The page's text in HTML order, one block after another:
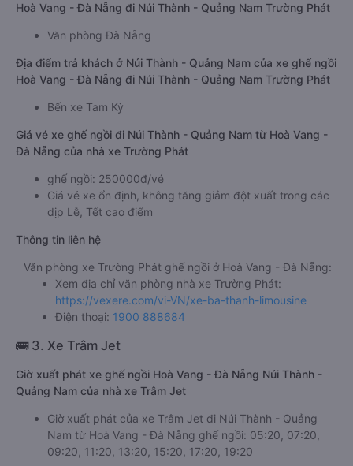
Hoà Vang - Đà Nẵng đi Núi Thành - Quảng Nam Trường Phát
Văn phòng Đà Nẵng
Địa điểm trả khách ở Núi Thành - Quảng Nam của xe ghế ngồi
Hoà Vang - Đà Nẵng đi Núi Thành - Quảng Nam Trường Phát
Bến xe Tam Kỳ
Giá vé xe ghế ngồi đi Núi Thành - Quảng Nam từ Hoà Vang -
Đà Nẵng của nhà xe Trường Phát
ghế ngồi: 250000đ/vé
Giá vé xe ổn định, không tăng giảm đột xuất trong các
dịp Lễ, Tết cao điểm
Thông tin liên hệ
Văn phòng xe Trường Phát ghế ngồi ở Hoà Vang - Đà Nẵng:
Xem địa chỉ văn phòng nhà xe Trường Phát:
https://vexere.com/vi-VN/xe-ba-thanh-limousine
Điện thoại: 1900 888684
🚌 3. Xe Trâm Jet
Giờ xuất phát xe ghế ngồi Hoà Vang - Đà Nẵng Núi Thành -
Quảng Nam của nhà xe Trâm Jet
Giờ xuất phát của xe Trâm Jet đi Núi Thành - Quảng
Nam từ Hoà Vang - Đà Nẵng ghế ngồi: 05:20, 07:20,
09:20, 11:20, 13:20, 15:20, 17:20, 19:20